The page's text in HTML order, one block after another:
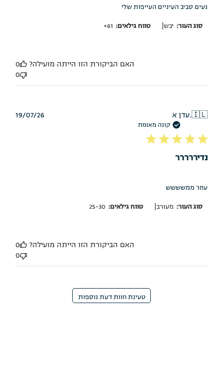
נעים סביב העיניים העייפות שלי
סוג העור: יבש| טווח גילאים: 61+
האם הביקורת הזו הייתה מועילה?
0
0
🇮🇱עדן א.
קונה מאומת
נדיררררר
עוזר ממשששש
סוג העור: מעורב| טווח גילאים: 25-30
תאריך
19/07/26
האם הביקורת הזו הייתה מועילה?
0
0
טעינת חוות דעת נוספות